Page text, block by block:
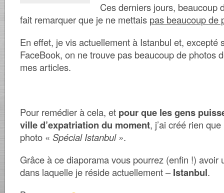
Ces derniers jours, beaucoup
fait remarquer que je ne mettais pas beaucoup de
En effet, je vis actuellement à Istanbul et, excepté
FaceBook, on ne trouve pas beaucoup de photos
mes articles.
Pour remédier à cela, et pour que les gens
ville d’expatriation du moment, j’ai créé rien
photo « Spécial Istanbul ».
Grâce à ce diaporama vous pourrez (enfin !) avoir
dans laquelle je réside actuellement –Istanbul.